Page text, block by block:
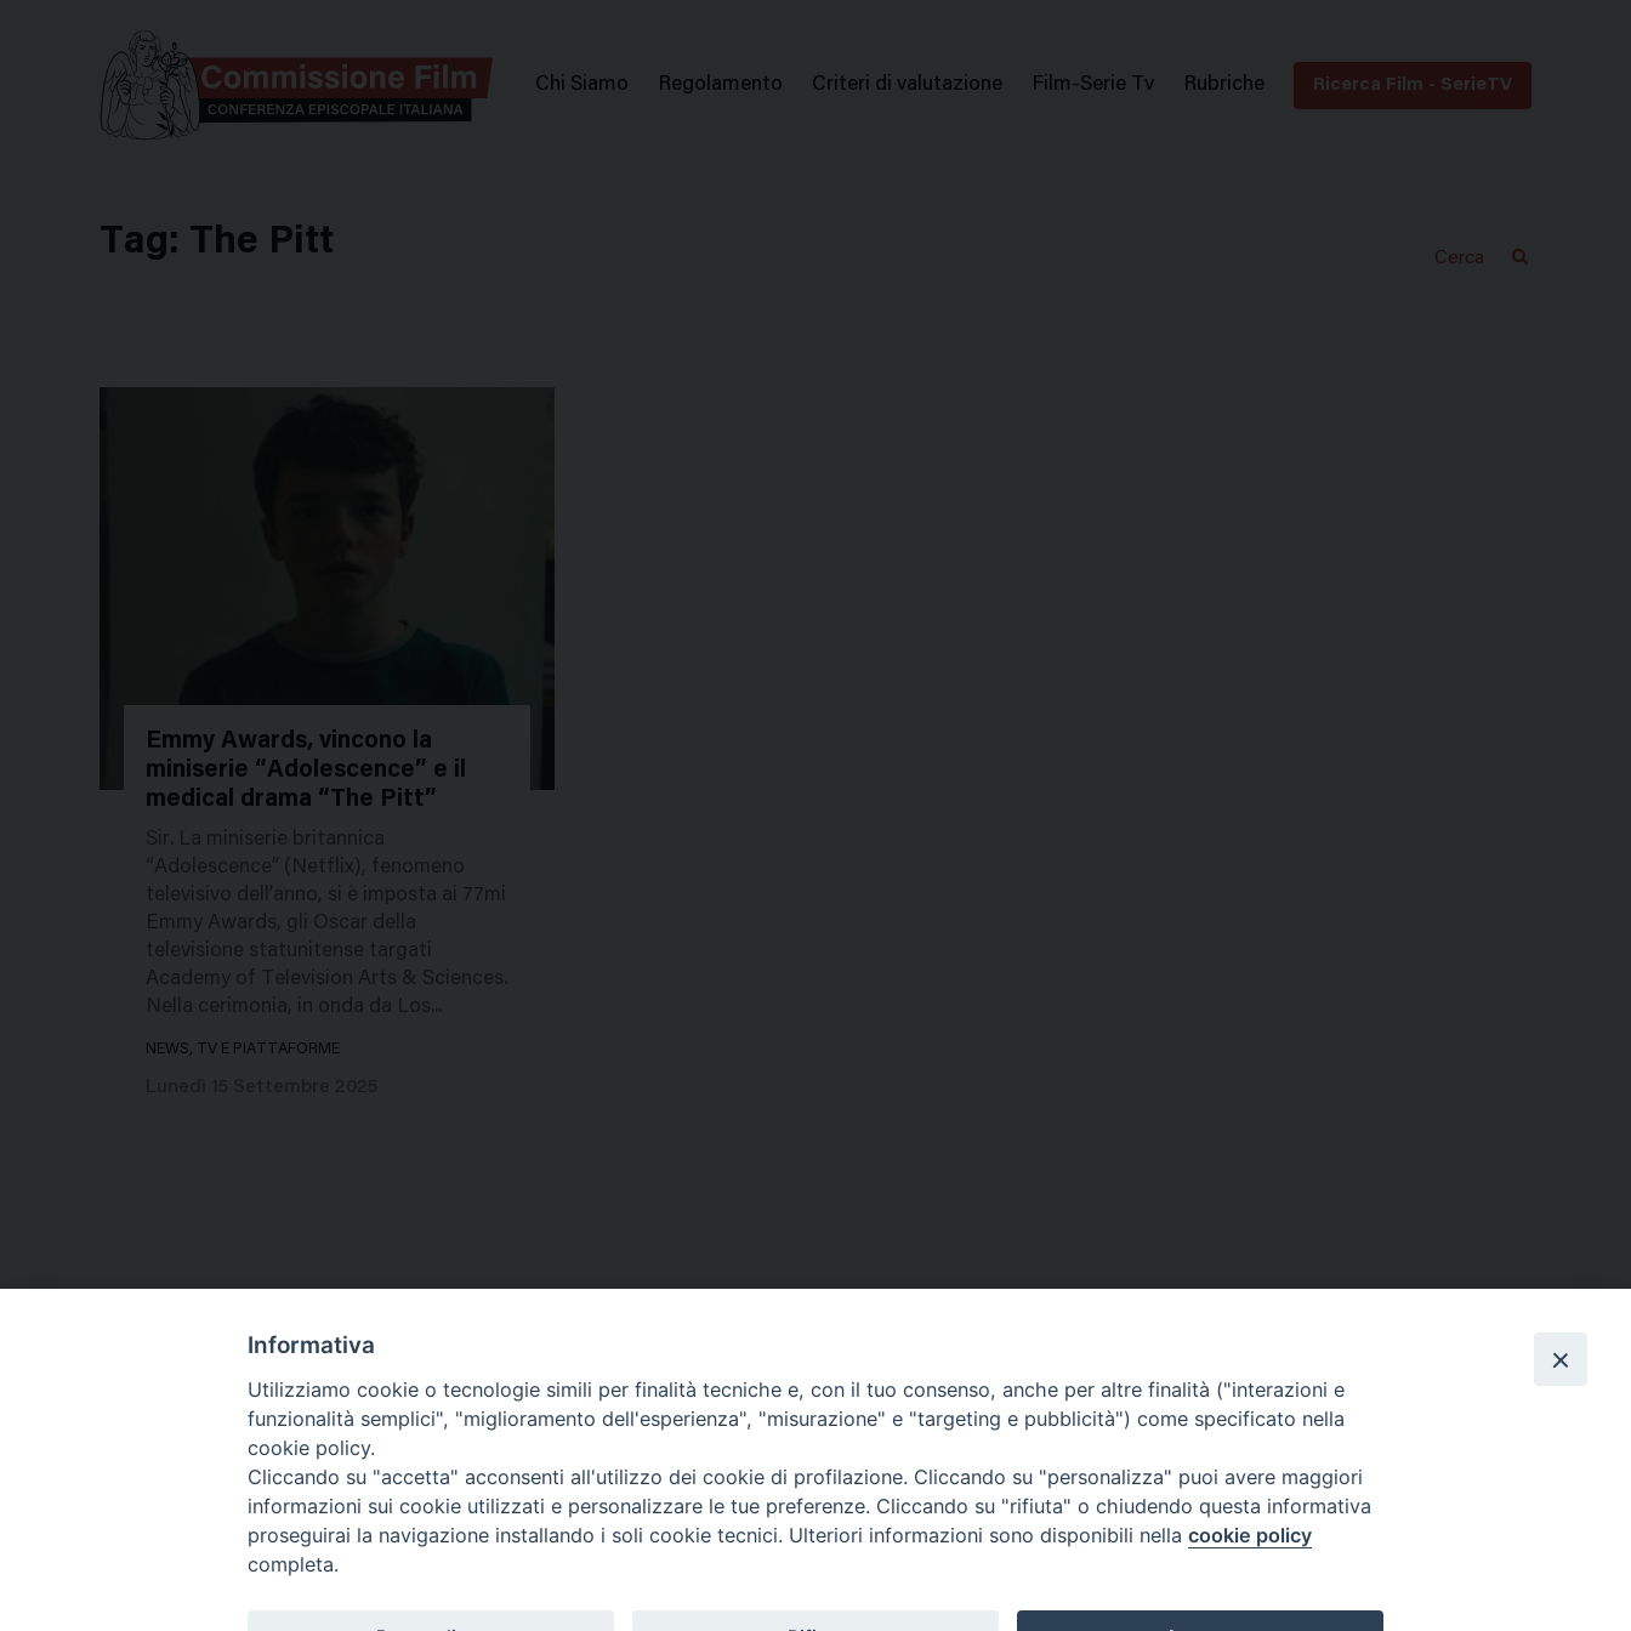
Menu
Chi Siamo Regolamento Criteri di valutazione Film-Serie Tv Rubriche Ricerca Film - SerieTV
Tag: The Pitt
857981
Emmy Awards, vincono la
miniserie “Adolescence” e il
medical drama “The Pitt”
Sir. La miniserie britannica
“Adolescence” (Netflix), fenomeno
televisivo dell’anno, si è imposta ai 77mi
Emmy Awards, gli Oscar della
televisione statunitense targati
Academy of Television Arts & Sciences.
Nella cerimonia, in onda da Los...
NEWS, TV E PIATTAFORME
Contatti & Info
C.ne Aurelia, 50 – 00165 Roma
Credits
Scrivi a: cnvf@chiesacattolica.it
Privacy Policy
Informativa
Utilizziamo cookie o tecnologie simili per finalità tecniche e, con il tuo consenso, anche per altre finalità ("interazioni e
funzionalità semplici", "miglioramento dell'esperienza", "misurazione" e "targeting e pubblicità") come specificato nella
cookie policy.
Cliccando su "accetta" acconsenti all'utilizzo dei cookie di profilazione. Cliccando su "personalizza" puoi avere maggiori
informazioni sui cookie utilizzati e personalizzare le tue preferenze. Cliccando su "rifiuta" o chiudendo questa informativa
proseguirai la navigazione installando i soli cookie tecnici. Ulteriori informazioni sono disponibili nella cookie policy
completa.